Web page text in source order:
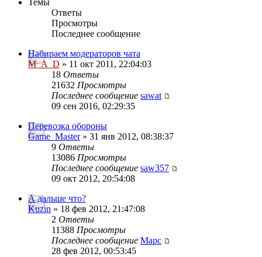
Темы
Ответы
Просмотры
Последнее сообщение
Набираем модераторов чата
M_A_D » 11 окт 2011, 22:04:03
18 Ответы
21632 Просмотры
Последнее сообщение sawat
09 сен 2016, 02:29:35
Перевозка обороны
Game_Master» 31 янв 2012, 08:38:37
9 Ответы
13086 Просмотры
Последнее сообщение saw357
09 окт 2012, 20:54:08
А дальше что?
Kuzin » 18 фев 2012, 21:47:08
2 Ответы
11388 Просмотры
Последнее сообщение Mapc
28 фев 2012, 00:53:45